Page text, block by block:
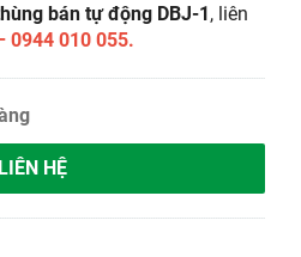
bán tự động DBJ-1, liên
0944 010 055.
LIÊN HỆ